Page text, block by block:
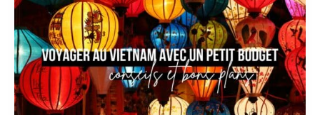
sa
destination
!